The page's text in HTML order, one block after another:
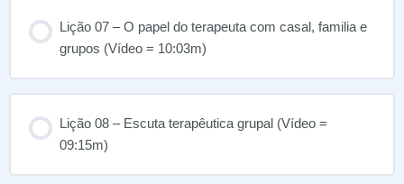
Lição 07 – O papel do terapeuta com casal, familia e
grupos (Vídeo = 10:03m)
Lição 08 – Escuta terapêutica grupal (Vídeo =
09:15m)